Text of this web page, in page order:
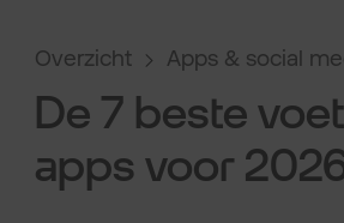
Overzicht Apps & social
De 7 beste
apps voor